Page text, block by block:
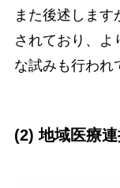
また後述しま
されており、よ
な試みも行われ
(2) 地域医療